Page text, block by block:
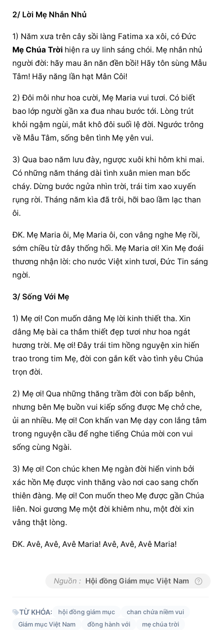
2/ Lời Mẹ Nhắn Nhủ
Mẹ Chúa Trời hiện ra uy linh sáng chói. Mẹ nhắn nhủ
người đời: hãy mau ăn năn đền bồi! Hãy tôn sùng Mẫu
Tâm! Hãy năng lần hạt Mân Côi!
2) Ðôi môi như hoa cười, Mẹ Maria vui tươi. Có biết
bao lớp người gần xa đua nhau bước tới. Lòng trút
khỏi ngậm ngùi, mắt khô đôi suối lệ đời. Ngước trông
về Mẫu Tâm, sống bên tình Mẹ yên vui.
3) Qua bao năm lưu đày, ngược xuôi khi hôm khi mai.
Có những năm tháng dài tình xuân mien man bốc
cháy. Dừng bước ngửa nhìn trời, trái tim xao xuyến
rụng rời. Tháng năm kìa đã trôi, hỡi bao lầm lạc than
ôi.
ÐK. Mẹ Maria ôi, Mẹ Maria ôi, con vâng nghe Mẹ rồi,
sớm chiều từ đây thống hối. Mẹ Maria ơi! Xin Mẹ đoái
thương nhận lời: cho nước Việt xinh tươi, Ðức Tin sáng
ngời.
3/ Sống Với Mẹ
1) Mẹ ơi! Con muốn dâng Mẹ lời kinh thiết tha. Xin
dâng Mẹ bài ca thắm thiết đẹp tươi như hoa ngát
hương trời. Mẹ ơi! Đây trái tim hồng nguyện xin hiến
trao trong tim Mẹ, đời con gắn kết vào tình yêu Chúa
trọn đời.
2) Mẹ ơi! Qua những thăng trầm đời con bấp bênh,
nhưng bên Mẹ buồn vui kiếp sống được Mẹ chở che,
ủi an nhiều. Mẹ ơi! Con khấn van Mẹ dạy con lắng tâm
trong nguyện cầu để nghe tiếng Chúa mời con vui
sống cùng Ngài.
3) Mẹ ơi! Con chúc khen Mẹ ngàn đời hiển vinh bởi
xác hồn Mẹ được vinh thăng vào nơi cao sang chốn
thiên đàng. Mẹ ơi! Con muốn theo Mẹ được gần Chúa
liên. Noi gương Mẹ một đời khiêm nhu, một đời xin
vâng thật lòng.
ĐK. Avê, Avê, Avê Maria! Avê, Avê, Avê Maria!
Nguồn : Hội đồng Giám mục Việt Nam
TỪ KHÓA: hội đồng giám mục
chan chứa niềm vui
Giám mục Việt Nam
đồng hành với mẹ chúa trời